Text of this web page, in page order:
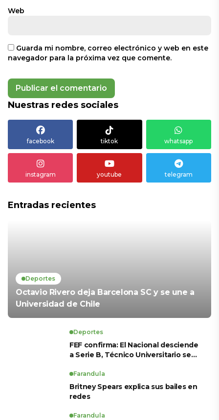
Web
Guarda mi nombre, correo electrónico y web en este
navegador para la próxima vez que comente.
Nuestras redes sociales
facebook tiktok whatsapp
instagram youtube telegram
Entradas recientes
Deportes
Octavio Rivero deja Barcelona SC y se une a
Universidad de Chile
Deportes
FEF confirma: El Nacional desciende
a Serie B, Técnico Universitario se
para LigaPro 2026
Farandula
Britney Spears explica sus bailes en
redes
Farandula